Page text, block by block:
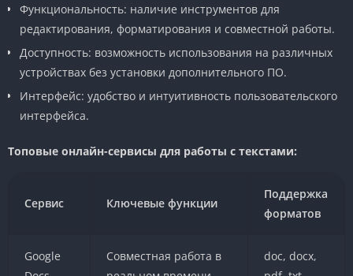
Функциональность: наличие инструментов для
редактирования, форматирования и совместной работы.
Доступность: возможность использования на различных
устройствах без установки дополнительного ПО.
Интерфейс: удобство и интуитивность пользовательского
интерфейса.
Топовые онлайн-сервисы для работы с текстами:
Сервис Ключевые функции
Поддержка
форматов
Google
Совместная работа в
doc, docx,